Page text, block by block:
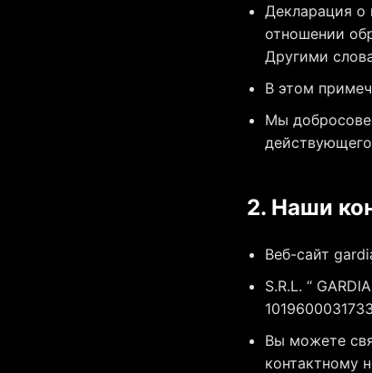
Декларация о
отношении
Другими
В этом
Мы
действующего
2. Наши
Веб-сайт
S.R.L. “
Вы можете
контактному